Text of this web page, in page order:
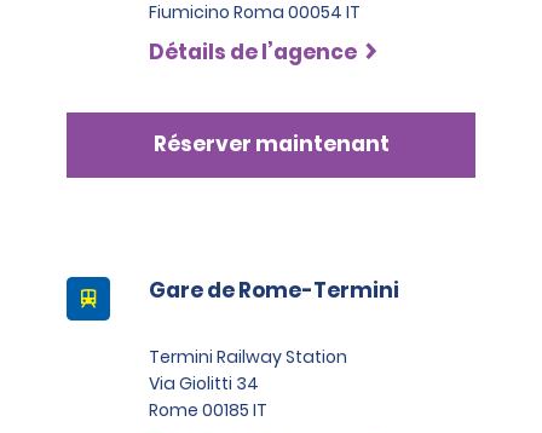
sont pas considérées comme suffisantes, ou si tout
autre problème majeur le rend non éligible à la
payer les frais associés localement, allant de 10 € TTC
par jour, jusqu’à un maximum de 22,20 € TTC par jour,
selon la catégorie de véhicule de location.
Fiumicino Roma 00054 IT
Détails de l’agence
Réserver maintenant
Gare de Rome-Termini
Termini Railway Station
Via Giolitti 34
Rome 00185 IT